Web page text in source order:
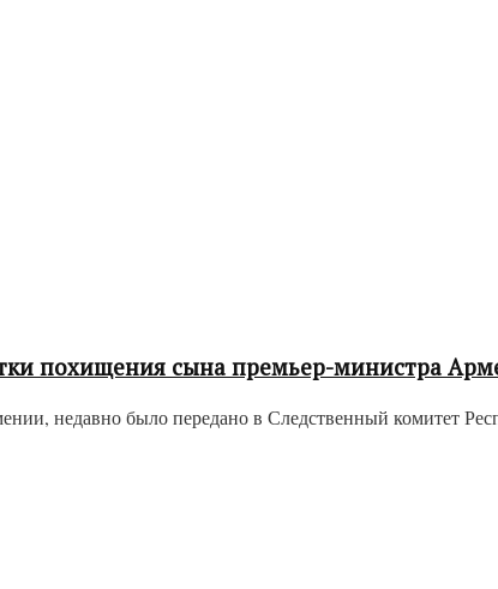
похищения сына премьер-министра
недавно было передано в Следственный комитет